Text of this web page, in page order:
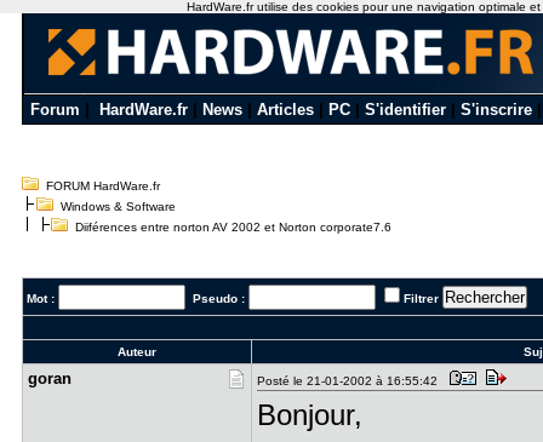
Forum HardWare.fr News Articles PC S'identifier S'inscrire
FORUM HardWare.fr
Windows & Software
Diiférences entre norton AV 2002 et Norton corporate7.6
Mot : Pseudo : Filtrer
Auteur
goran Posté le 21-01-2002 à 16:55:42
Bonjour,
HardWare.fr utilise des cookies pour une navigation optimale